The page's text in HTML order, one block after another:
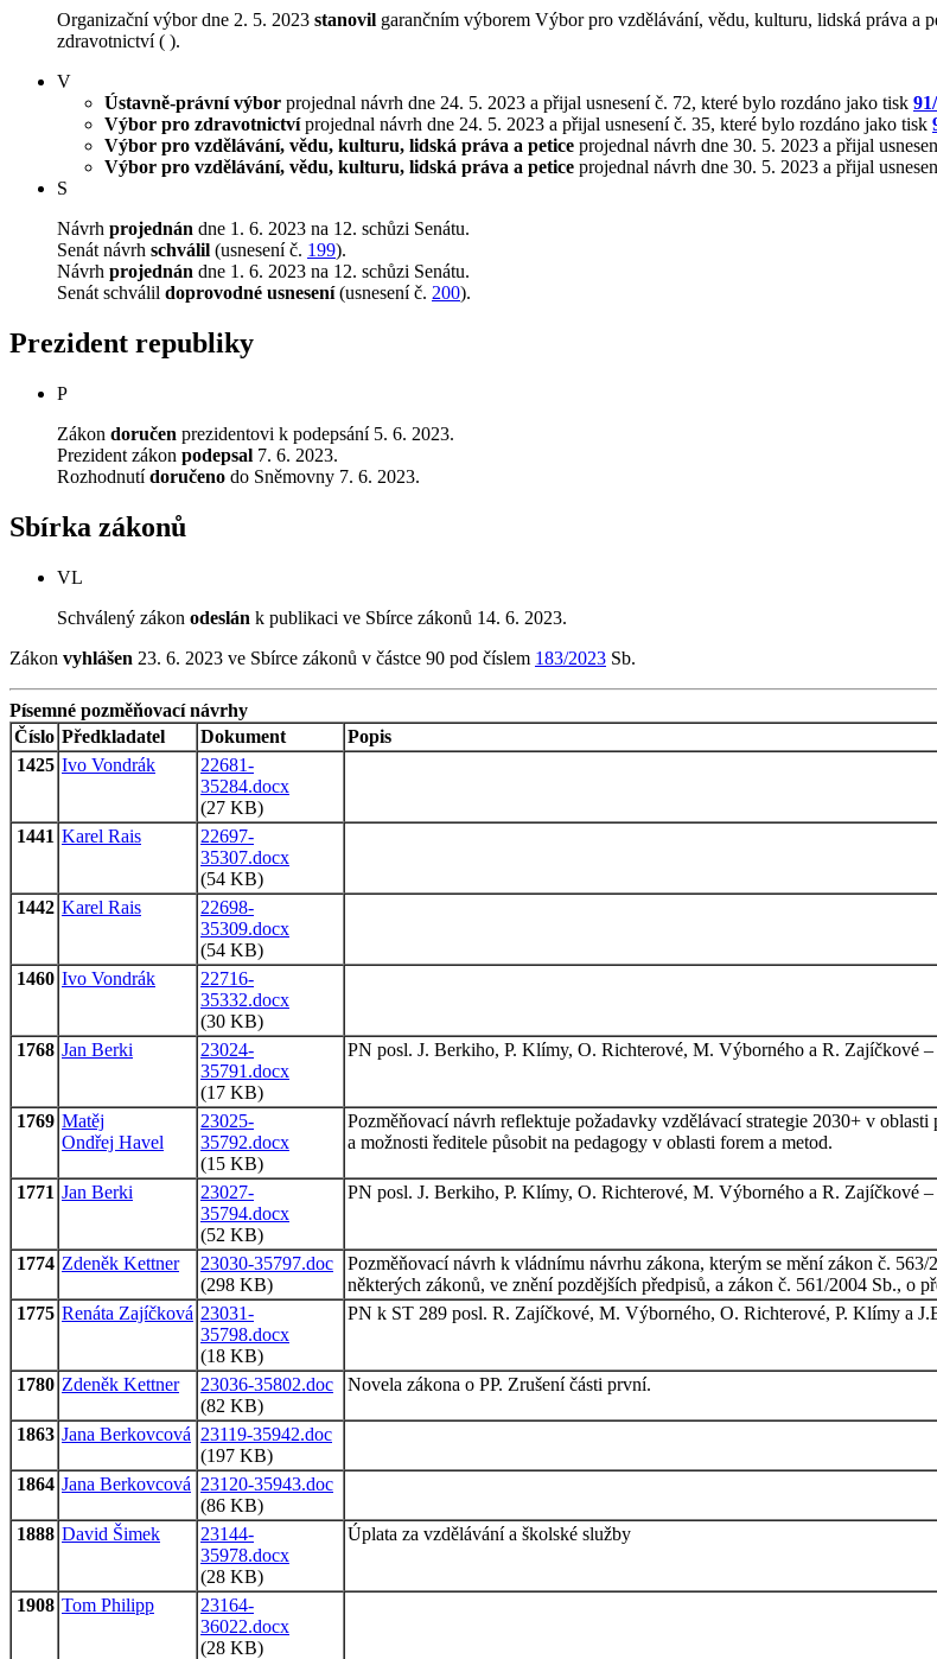
Organizační výbor dne 2. 5. 2023 stanovil garančním výborem Výbor pro vzdělávání, vědu, kulturu, lidská práva a
zdravotnictví ( ).
V
Ústavně-právní výbor projednal návrh dne 24. 5. 2023 a přijal usnesení č. 72, které bylo rozdáno jako tisk
Výbor pro zdravotnictvíprojednal návrh dne 24. 5. 2023 a přijal usnesení č. 35, které bylo rozdáno jako tisk
Výbor pro vzdělávání, vědu, kulturu, lidská práva a petice projednal návrh dne 30. 5. 2023 a přijal
Výbor pro vzdělávání, vědu, kulturu, lidská práva a petice projednal návrh dne 30. 5. 2023 a přijal
S
Návrh projednán dne 1. 6. 2023 na 12. schůzi Senátu.
Senát návrh schválil (usnesení č. 199).
Návrh projednán dne 1. 6. 2023 na 12. schůzi Senátu.
Senát schválil doprovodné usnesení(usnesení č. 200).
Prezident republiky
P
Zákon doručen prezidentovi k podepsání 5. 6. 2023.
Prezident zákon podepsal 7. 6. 2023.
Rozhodnutídoručeno do Sněmovny 7. 6. 2023.
Sbírka zákonů
VL
Schválený zákon odeslán k publikaci ve Sbírce zákonů 14. 6. 2023.
Zákon vyhlášen 23. 6. 2023 ve Sbírce zákonů v částce 90 pod číslem 183/2023 Sb.
Písemné pozměňovací návrhy
Číslo Předkladatel Dokument Popis
1425 Ivo Vondrák
22681-
35284.docx
(27 KB)
1441 Karel Rais
22697-
35307.docx
(54 KB)
1442 Karel Rais
22698-
35309.docx
(54 KB)
1460 Ivo Vondrák
22716-
35332.docx
(30 KB)
1768 Jan Berki
23024-
35791.docx
(17 KB)
PN posl. J. Berkiho, P. Klímy, O. Richterové, M. Výborného a R. Zajíčkové
1769 Matěj
Ondřej Havel
23025-
35792.docx
(15 KB)
Pozměňovací návrh reflektuje požadavky vzdělávací strategie 2030+ v
a možnosti ředitele působit na pedagogy v oblasti forem a metod.
1771 Jan Berki
23027-
35794.docx
(52 KB)
PN posl. J. Berkiho, P. Klímy, O. Richterové, M. Výborného a R. Zajíčkové
1774 Zdeněk Kettner
23030-35797.doc
(298 KB)
Pozměňovací návrh k vládnímu návrhu zákona, kterým se mění zákon č.
některých zákonů, ve znění pozdějších předpisů, a zákon č. 561/2004 Sb., o
1775 Renáta Zajíčková 23031-
35798.docx
(18 KB)
PN k ST 289 posl. R. Zajíčkové, M. Výborného, O. Richterové, P. Klímy a
1780 Zdeněk Kettner
23036-35802.doc
(82 KB)
Novela zákona o PP. Zrušení části první.
1863 Jana Berkovcová 23119-35942.doc
(197 KB)
1864 Jana Berkovcová 23120-35943.doc
(86 KB)
1888 David Šimek
23144-
35978.docx
(28 KB)
Úplata za vzdělávání a školské služby
1908 Tom Philipp
23164-
36022.docx
(28 KB)